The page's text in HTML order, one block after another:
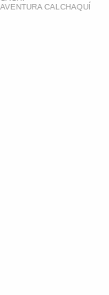
AVENTURA CALCHAQUÍ